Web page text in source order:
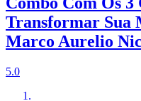
Transformar Sua
Marco Aurelio
5.0